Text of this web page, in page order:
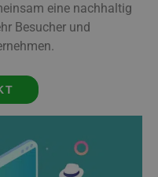
eine nachhaltig
Besucher und